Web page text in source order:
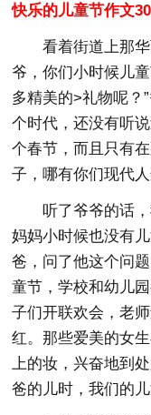
快乐的儿童节作文
看着街道上那
爷，你们小时候儿
多精美的>礼物呢？
个时代，还没有听
个春节，而且只有
子，哪有你们现代
听了爷爷的话
妈妈小时候也没有
爸，问了他这个问
童节，学校和幼儿
子们开联欢会，老
红。那些爱美的女
上的妆，兴奋地到
爸的儿时，我们的